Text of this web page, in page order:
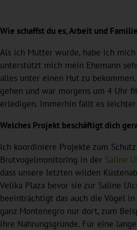
Wie schaffst du es, Arbeit und
Als ich Mutter wurde, habe ich
unterstützt mich mein Ehemann
alles unter einen Hut zu
gehen und war morgens um 4 Uhr
erledigen. Immerhin fällt es
Welches Projekt beschäftigt dich
Ich koordiniere Projekte zum
Brutvogelmonitoring in der Saline
dass unsere letzten wilden
Velika Plaza bevor sie zur Saline
beeinträchtigt das auch die Vögel
ganz Montenegro nur dort, zum
ihre Nahrungsgründe. Für eine